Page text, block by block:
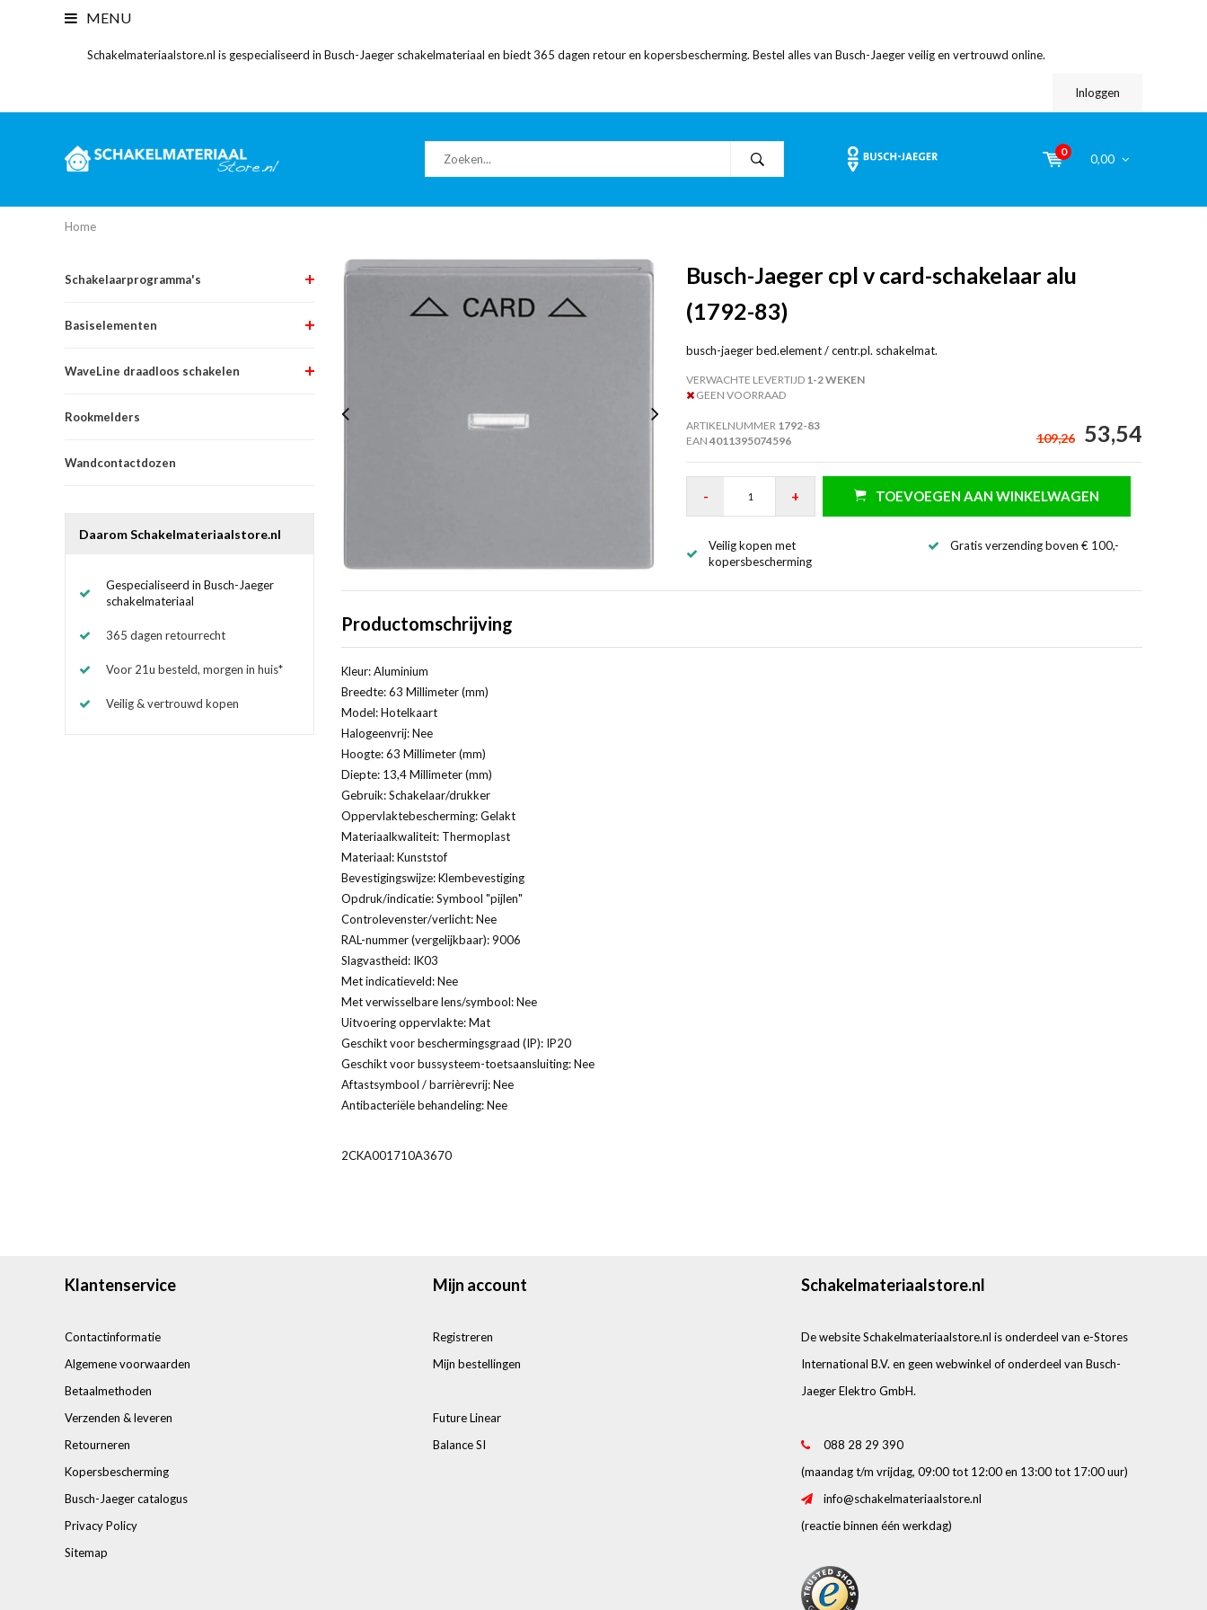
MENU
Schakelmateriaalstore.nl is gespecialiseerd in Busch-Jaeger schakelmateriaal en biedt 365 dagen retour en kopersbescherming. Bestel alles van Busch-Jaeger veilig en vertrouwd online.
Inloggen
0
0,00
Home
Schakelaarprogramma's
Basiselementen
WaveLine draadloos schakelen
Rookmelders
Wandcontactdozen
Daarom Schakelmateriaalstore.nl
Gespecialiseerd in Busch-Jaeger
schakelmateriaal
365 dagen retourrecht
Voor 21u besteld, morgen in huis*
Veilig & vertrouwd kopen
Busch-Jaeger cpl v card-schakelaar alu
(1792-83)
busch-jaeger bed.element / centr.pl. schakelmat.
VERWACHTE LEVERTIJD1-2 WEKEN
GEEN VOORRAAD
ARTIKELNUMMER 1792-83
EAN 4011395074596 109,26 53,54
- + TOEVOEGEN AAN WINKELWAGEN
Veilig kopen met
kopersbescherming
Gratis verzending boven € 100,-
Productomschrijving
Kleur: Aluminium
Breedte: 63 Millimeter (mm)
Model: Hotelkaart
Halogeenvrij: Nee
Hoogte: 63 Millimeter (mm)
Diepte: 13,4 Millimeter (mm)
Gebruik: Schakelaar/drukker
Oppervlaktebescherming: Gelakt
Materiaalkwaliteit: Thermoplast
Materiaal: Kunststof
Bevestigingswijze: Klembevestiging
Opdruk/indicatie: Symbool "pijlen"
Controlevenster/verlicht: Nee
RAL-nummer (vergelijkbaar): 9006
Slagvastheid: IK03
Met indicatieveld: Nee
Met verwisselbare lens/symbool: Nee
Uitvoering oppervlakte: Mat
Geschikt voor beschermingsgraad (IP): IP20
Geschikt voor bussysteem-toetsaansluiting: Nee
Aftastsymbool / barrièrevrij: Nee
Antibacteriële behandeling: Nee
2CKA001710A3670
Klantenservice
Contactinformatie
Algemene voorwaarden
Betaalmethoden
Verzenden & leveren
Retourneren
Kopersbescherming
Busch-Jaeger catalogus
Privacy Policy
Sitemap
Mijn account
Registreren
Mijn bestellingen
Future Linear
Balance SI
Schakelmateriaalstore.nl
De website Schakelmateriaalstore.nl is onderdeel van e-Stores
International B.V. en geen webwinkel of onderdeel van Busch-
Jaeger Elektro GmbH.
088 28 29 390
(maandag t/m vrijdag, 09:00 tot 12:00 en 13:00 tot 17:00 uur)
info@schakelmateriaalstore.nl
(reactie binnen één werkdag)